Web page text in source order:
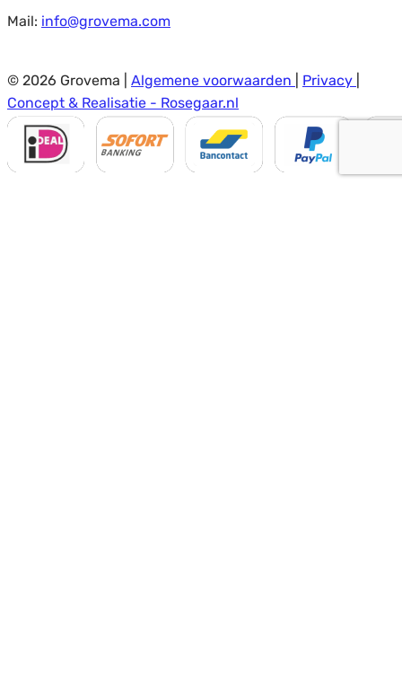
Mail: info@grovema.com
© 2026 Grovema | Algemene voorwaarden Privacy
Concept & Realisatie - Rosegaar.nl